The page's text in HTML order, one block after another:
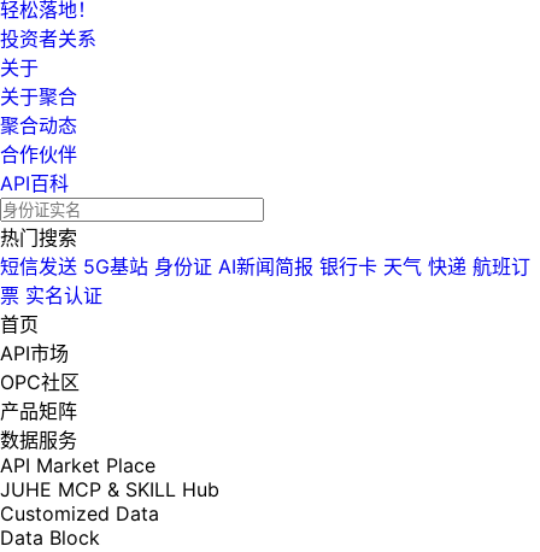
轻松落地！
投资者关系
关于
关于聚合
聚合动态
合作伙伴
API百科
热门搜索
短信发送 5G基站 身份证 AI新闻简报 银行卡 天气 快递 航班订
票 实名认证
首页
API市场
OPC社区
产品矩阵
数据服务
API Market Place
JUHE MCP & SKILL Hub
Customized Data
Data Block